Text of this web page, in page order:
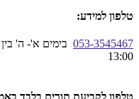
טלפון למידע:
053-3545467
13:00